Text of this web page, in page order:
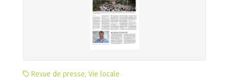
Revue de presse, Vie locale